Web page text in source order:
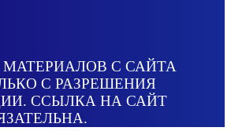
С САЙТА
С РАЗРЕШЕНИЯ
ССЫЛКА НА САЙТ